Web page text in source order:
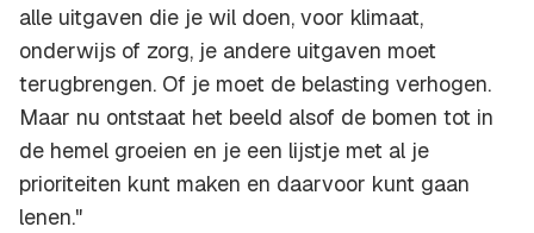
alle uitgaven die je wil doen, voor klimaat,
onderwijs of zorg, je andere uitgaven moet
terugbrengen. Of je moet de belasting verhogen.
Maar nu ontstaat het beeld alsof de bomen tot in
de hemel groeien en je een lijstje met al je
prioriteiten kunt maken en daarvoor kunt gaan
lenen."